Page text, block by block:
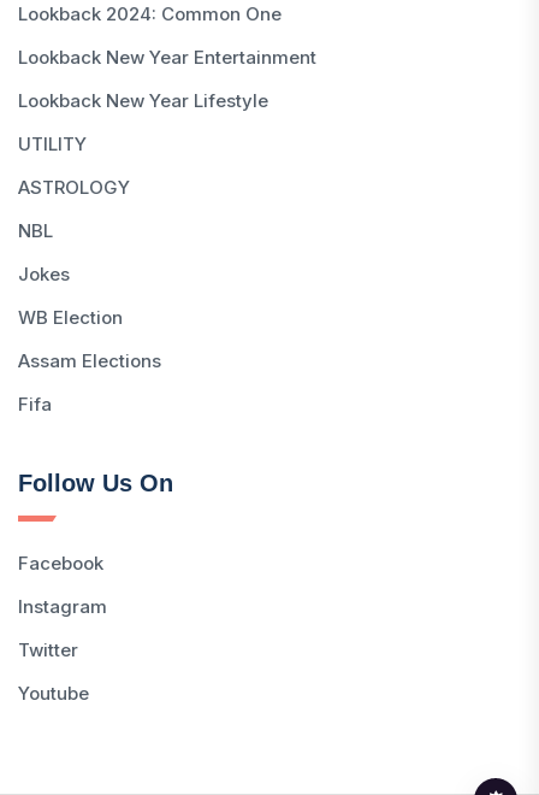
Lookback 2024: Common One
Lookback New Year Entertainment
Lookback New Year Lifestyle
UTILITY
ASTROLOGY
NBL
Jokes
WB Election
Assam Elections
Fifa
Follow Us On
Facebook
Instagram
Twitter
Youtube